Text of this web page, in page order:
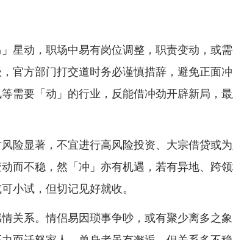
星动，职场中易有岗位调整，职责变动，或
官方部门打交道时务必谨慎措辞，避免正面冲
需要「动」的行业，反能借冲劲开辟新局，
险显著，不宜进行高风险投资、大宗借贷或为
而不稳，然「冲」亦有机遇，若有异地、跨
小试，但切记见好就收。
关系。情侣易因琐事争吵，或有聚少离多之象